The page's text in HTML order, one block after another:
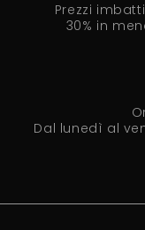
Prezzi
30% in
Dal lunedì al